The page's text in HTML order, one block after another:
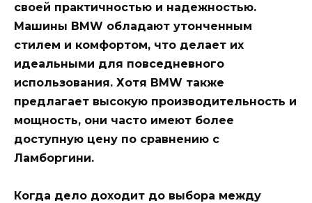
своей практичностью и надежностью.
Машины BMW обладают утонченным
стилем и комфортом, что делает их
идеальными для повседневного
использования. Хотя BMW также
предлагает высокую производительность и
мощность, они часто имеют более
доступную цену по сравнению с
Ламборгини.
Когда дело доходит до выбора между